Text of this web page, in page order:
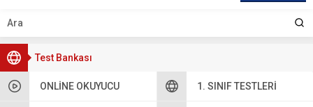
Test Bankası
ONLINE OKUYUCU 1. SINIF TESTLERI